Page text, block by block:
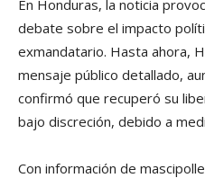
En Honduras, la noticia
debate sobre el impacto
exmandatario. Hasta ahora,
mensaje público detallado,
confirmó que recuperó su
bajo discreción, debido a
Con información de